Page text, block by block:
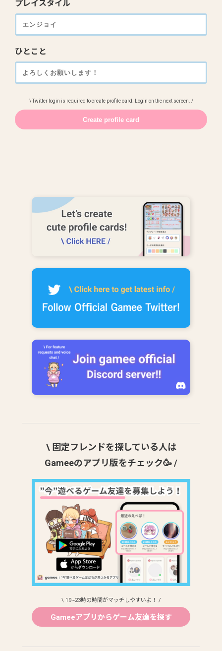
プレイスタイル
ひとこと
\ Twitter login is required to create profile card. Login on the next screen. /
\ 固定フレンドを探している人は
Gameeのアプリ版をチェック🥳 /
\ 19~23時の時間がマッチしやすいよ！ /
Gameeアプリからゲーム友達を探す